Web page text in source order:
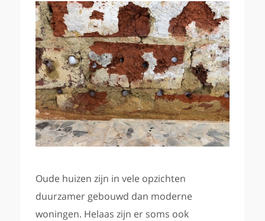
Oude huizen zijn in vele opzichten
duurzamer gebouwd dan moderne
woningen. Helaas zijn er soms ook